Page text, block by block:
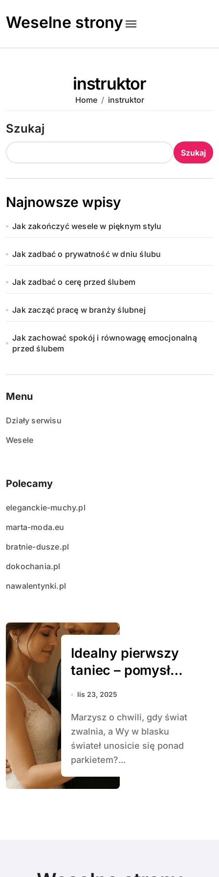
to
content
Weselne strony
instruktor
Home instruktor
Szukaj
Szukaj
Najnowsze wpisy
Jak zakończyć wesele w pięknym stylu
Jak zadbać o prywatność w dniu ślubu
Jak zadbać o cerę przed ślubem
Jak zacząć pracę w branży ślubnej
Jak zachować spokój i równowagę emocjonalną
przed ślubem
Menu
Działy serwisu
Wesele
Polecamy
eleganckie-muchy.pl
marta-moda.eu
bratnie-dusze.pl
dokochania.pl
nawalentynki.pl
Idealny pierwszy
taniec – pomysły i
inspiracje
lis 23, 2025
Marzysz o chwili, gdy świat
zwalnia, a Wy w blasku
świateł unosicie się ponad
parkietem?...